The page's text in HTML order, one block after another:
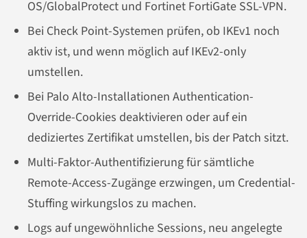
OS/GlobalProtect und Fortinet FortiGate SSL-VPN.
Bei Check Point-Systemen prüfen, ob IKEv1 noch
aktiv ist, und wenn möglich auf IKEv2-only
umstellen.
Bei Palo Alto-Installationen Authentication-
Override-Cookies deaktivieren oder auf ein
dediziertes Zertifikat umstellen, bis der Patch sitzt.
Multi-Faktor-Authentifizierung für sämtliche
Remote-Access-Zugänge erzwingen, um Credential-
Stuffing wirkungslos zu machen.
Logs auf ungewöhnliche Sessions, neu angelegte